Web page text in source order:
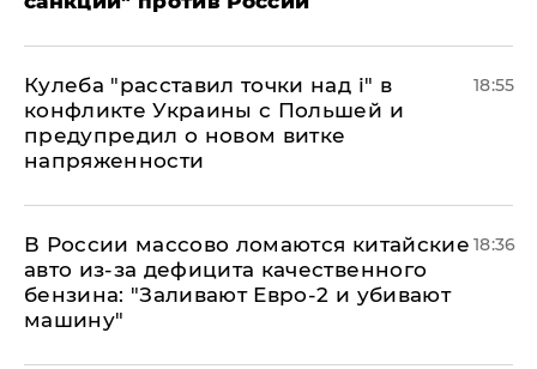
Кулеба "расставил точки над і" в
конфликте Украины с Польшей и
предупредил о новом витке
напряженности
18:55
В России массово ломаются китайские
авто из-за дефицита качественного
бензина: "Заливают Евро-2 и убивают
машину"
18:36